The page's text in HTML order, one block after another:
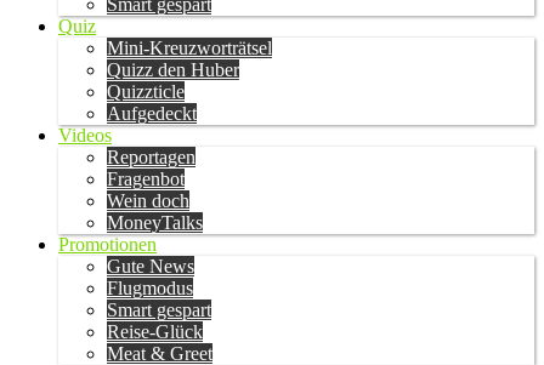
Smart gespart
Quiz
Mini-Kreuzworträtsel
Quizz den Huber
Quizzticle
Aufgedeckt
Videos
Reportagen
Fragenbot
Wein doch
MoneyTalks
Promotionen
Gute News
Flugmodus
Smart gespart
Reise-Glück
Meat & Greet